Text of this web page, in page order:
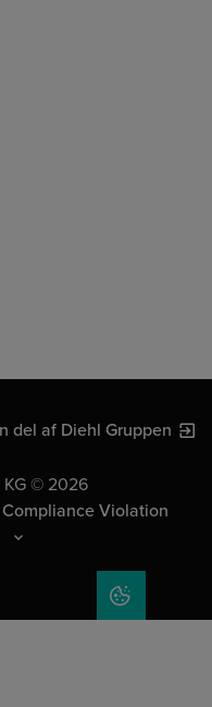
del af Diehl Gruppen
KG © 2026
Violation
COOKIE